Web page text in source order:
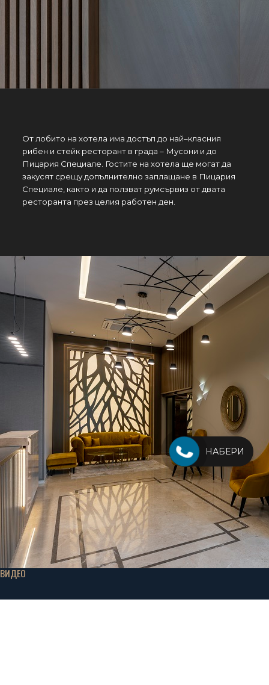
От лобито на хотела има достъп до най–класния
рибен и стейк ресторант в града – Мусони и до
Пицария Специале. Гостите на хотела ще могат да
закусят срещу допълнително заплащане в Пицария
Специале, както и да ползват румсървиз от двата
ресторанта през целия работен ден.
ВИДЕО
НАБЕРИ